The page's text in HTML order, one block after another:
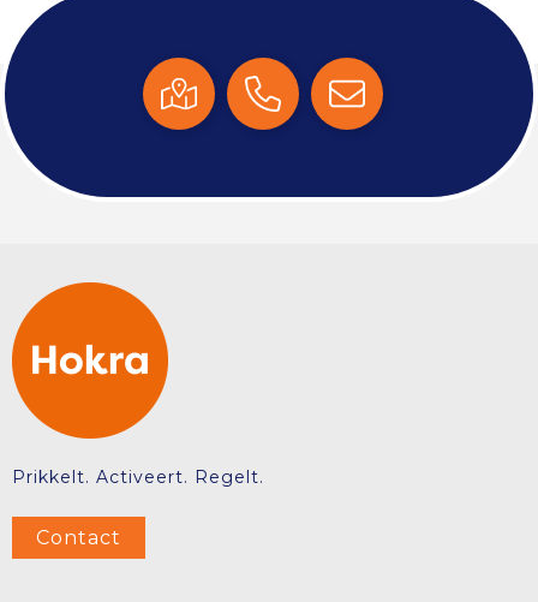
Prikkelt. Activeert. Regelt.
Contact